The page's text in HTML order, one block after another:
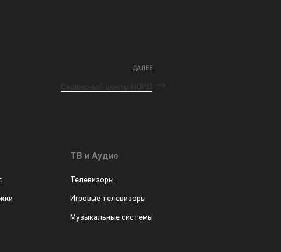
ДАЛЕЕ
ТВ и Аудио
Телевизоры
Игровые телевизоры
Музыкальные системы